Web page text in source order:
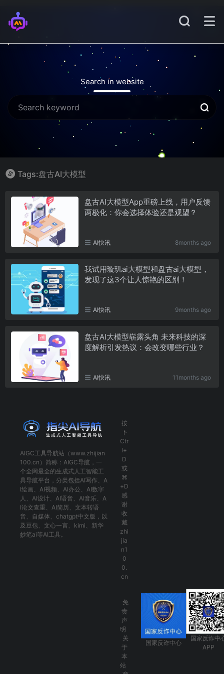
Search in website
Tags:盘古AI大模型
盘古AI大模型App重磅上线，用户反馈
两极化：你会选择体验还是观望？
AI快讯 8months ago
我试用璇玑ai大模型和盘古ai大模型，
发现了这3个让人惊艳的区别！
AI快讯 9months ago
盘古AI大模型崭露头角 未来科技的深
度解析引发热议：会改变哪些行业？
AI快讯 11months ago
AIGC工具导航站（www.zhijian
100.cn）简称： AIGC导航 ，一
个全网最全的生成式人工智能工
具导航平台，分类包括AI写作 、 A
I绘画 、 AI视频 、 AI办公 、 AI数字
人 、 AI设计、 AI语音、 AI音乐、 A
I论文查重 、 AI简历 、 文本转语
音、 自媒体 、 chatgpt中文版 ，以
及 豆包、 文心一言 、 kimi 、 新华
妙笔ai等AI工具。
按
下
Ctr
l+
D
或
⌘
+D
感
谢
收
藏
zhi
jia
n1
0
0.
cn
免
责
声
明
关
于
本
站
国家反诈中心
国家反诈中
APP